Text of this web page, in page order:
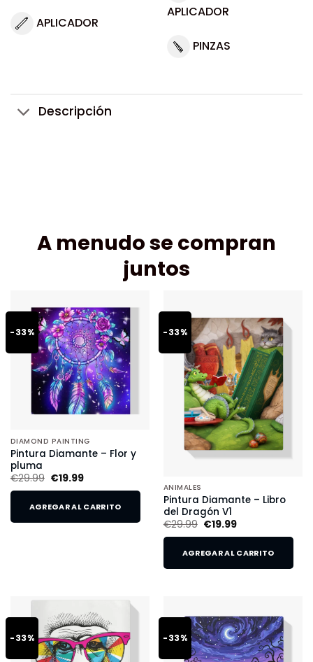
APLICADOR
APLICADOR
PINZAS
Descripción
A menudo se compran
juntos
-33%
DIAMOND PAINTING
Pintura Diamante – Flor y
pluma
€29.99 €19.99
AGREGAR AL CARRITO
-33%
ANIMALES
Pintura Diamante – Libro
del Dragón V1
€29.99 €19.99
AGREGAR AL CARRITO
-33% -33%